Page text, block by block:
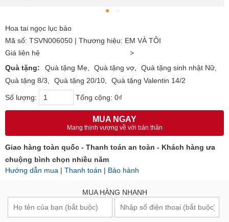
Hoa tai ngọc lục bảo
Mã số: TSVN006050 | Thương hiệu: EM VÀ TÔI
Giá liên hệ
>
Quà tặng:
Quà tặng Mẹ Quà tặng vợ
Quà tặng sinh nhật Nữ
Quà tặng 8/3
Quà tặng 20/10 Quà tặng Valentin 14/2
Số lượng: Tổng cộng: 0₫
MUA NGAY
Mang thịnh vượng về với bản thân
Giao hàng toàn quốc - Thanh toán an toàn - Khách hàng ưa
chuộng bình chọn nhiều năm
Hướng dẫn mua | Thanh toán | Bảo hành
MUA HÀNG NHANH